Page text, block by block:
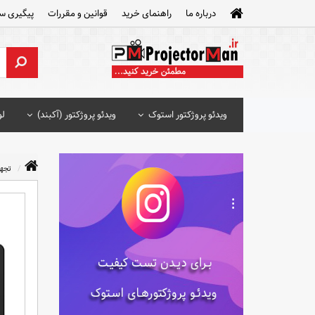
درباره ما راهنمای خرید قوانین و مقررات پیگیری
ویدئو پروژکتور استوک ویدئو پروژکتور (آکبند)